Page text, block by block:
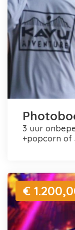
3 uur onbeperkt foto's maken en printen
+popcorn of
€